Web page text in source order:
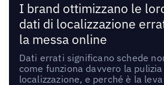
I brand ottimizzano le
dati di localizzazione
la messa online
Dati errati significano schede
come funziona davvero la
localizzazione, e perché è la